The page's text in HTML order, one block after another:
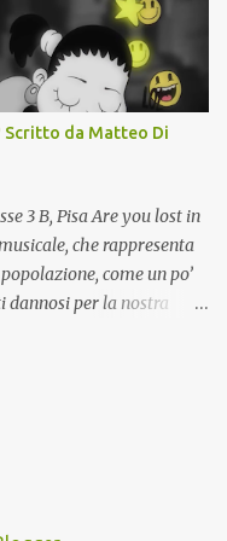
dell’ex-Istituto d’Arte,
della Biblioteca
Quadri, disegni,
ed intagli lignei
il...
Scritto da Matteo Di
3 B, Pisa Are you lost in
che rappresenta
come un po’
dannosi per la nostra
amicizia, amore,